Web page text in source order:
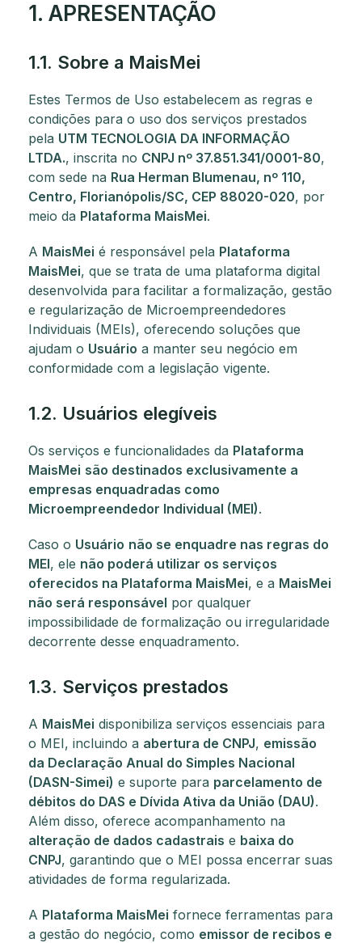
1. APRESENTAÇÃO
1.1. Sobre a MaisMei
Estes Termos de Uso estabelecem as regras e
condições para o uso dos serviços prestados
pela UTM TECNOLOGIA DA INFORMAÇÃO
LTDA., inscrita no CNPJ nº 37.851.341/0001-80,
com sede na Rua Herman Blumenau, nº 110,
Centro, Florianópolis/SC, CEP 88020-020, por
meio da Plataforma MaisMei.
A MaisMei é responsável pela Plataforma
MaisMei, que se trata de uma plataforma digital
desenvolvida para facilitar a formalização, gestão
e regularização de Microempreendedores
Individuais (MEIs), oferecendo soluções que
ajudam o Usuário a manter seu negócio em
conformidade com a legislação vigente.
1.2. Usuários elegíveis
Os serviços e funcionalidades da Plataforma
MaisMei são destinados exclusivamente a
empresas enquadradas como
Microempreendedor Individual (MEI).
Caso o Usuário não se enquadre nas regras do
MEI, ele não poderá utilizar os serviços
oferecidos na Plataforma MaisMei, e a MaisMei
não será responsável por qualquer
impossibilidade de formalização ou irregularidade
decorrente desse enquadramento.
1.3. Serviços prestados
A MaisMei disponibiliza serviços essenciais para
o MEI, incluindo a abertura de CNPJ, emissão
da Declaração Anual do Simples Nacional
(DASN-Simei) e suporte para parcelamento de
débitos do DAS e Dívida Ativa da União (DAU).
Além disso, oferece acompanhamento na
alteração de dados cadastrais e baixa do
CNPJ, garantindo que o MEI possa encerrar suas
atividades de forma regularizada.
A Plataforma MaisMei fornece ferramentas para
a gestão do negócio, como emissor de recibos e